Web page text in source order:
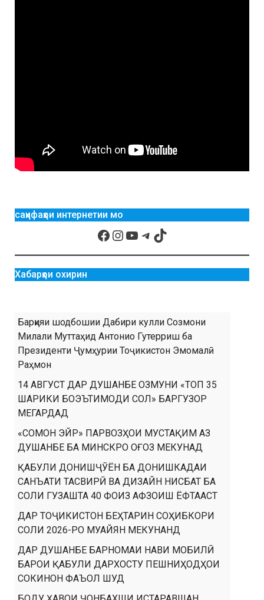
саҳифаҳои интернетии мо
Хабарҳои охирин
Барқияи шодбошии Дабири кулли Созмони
Милали Муттаҳид Антонио Гутерриш ба
Президенти Ҷумҳурии Тоҷикистон Эмомалӣ
Раҳмон
14 АВГУСТ ДАР ДУШАНБЕ ОЗМУНИ «ТОП 35
ШАРИКИ БОЭЪТИМОДИ СОЛ» БАРГУЗОР
МЕГАРДАД
«СОМОН ЭЙР» ПАРВОЗҲОИ МУСТАҚИМ АЗ
ДУШАНБЕ БА МИНСКРО ОҒОЗ МЕКУНАД
ҚАБУЛИ ДОНИШҶӮЁН БА ДОНИШКАДАИ
САНЪАТИ ТАСВИРӢ ВА ДИЗАЙН НИСБАТ БА
СОЛИ ГУЗАШТА 40 ФОИЗ АФЗОИШ ЁФТААСТ
ДАР ТОҶИКИСТОН БЕҲТАРИН СОҲИБКОРИ
СОЛИ 2026-РО МУАЙЯН МЕКУНАНД
ДАР ДУШАНБЕ БАРНОМАИ НАВИ МОБИЛӢ
БАРОИ ҚАБУЛИ ДАРХОСТУ ПЕШНИҲОДҲОИ
СОКИНОН ФАЪОЛ ШУД